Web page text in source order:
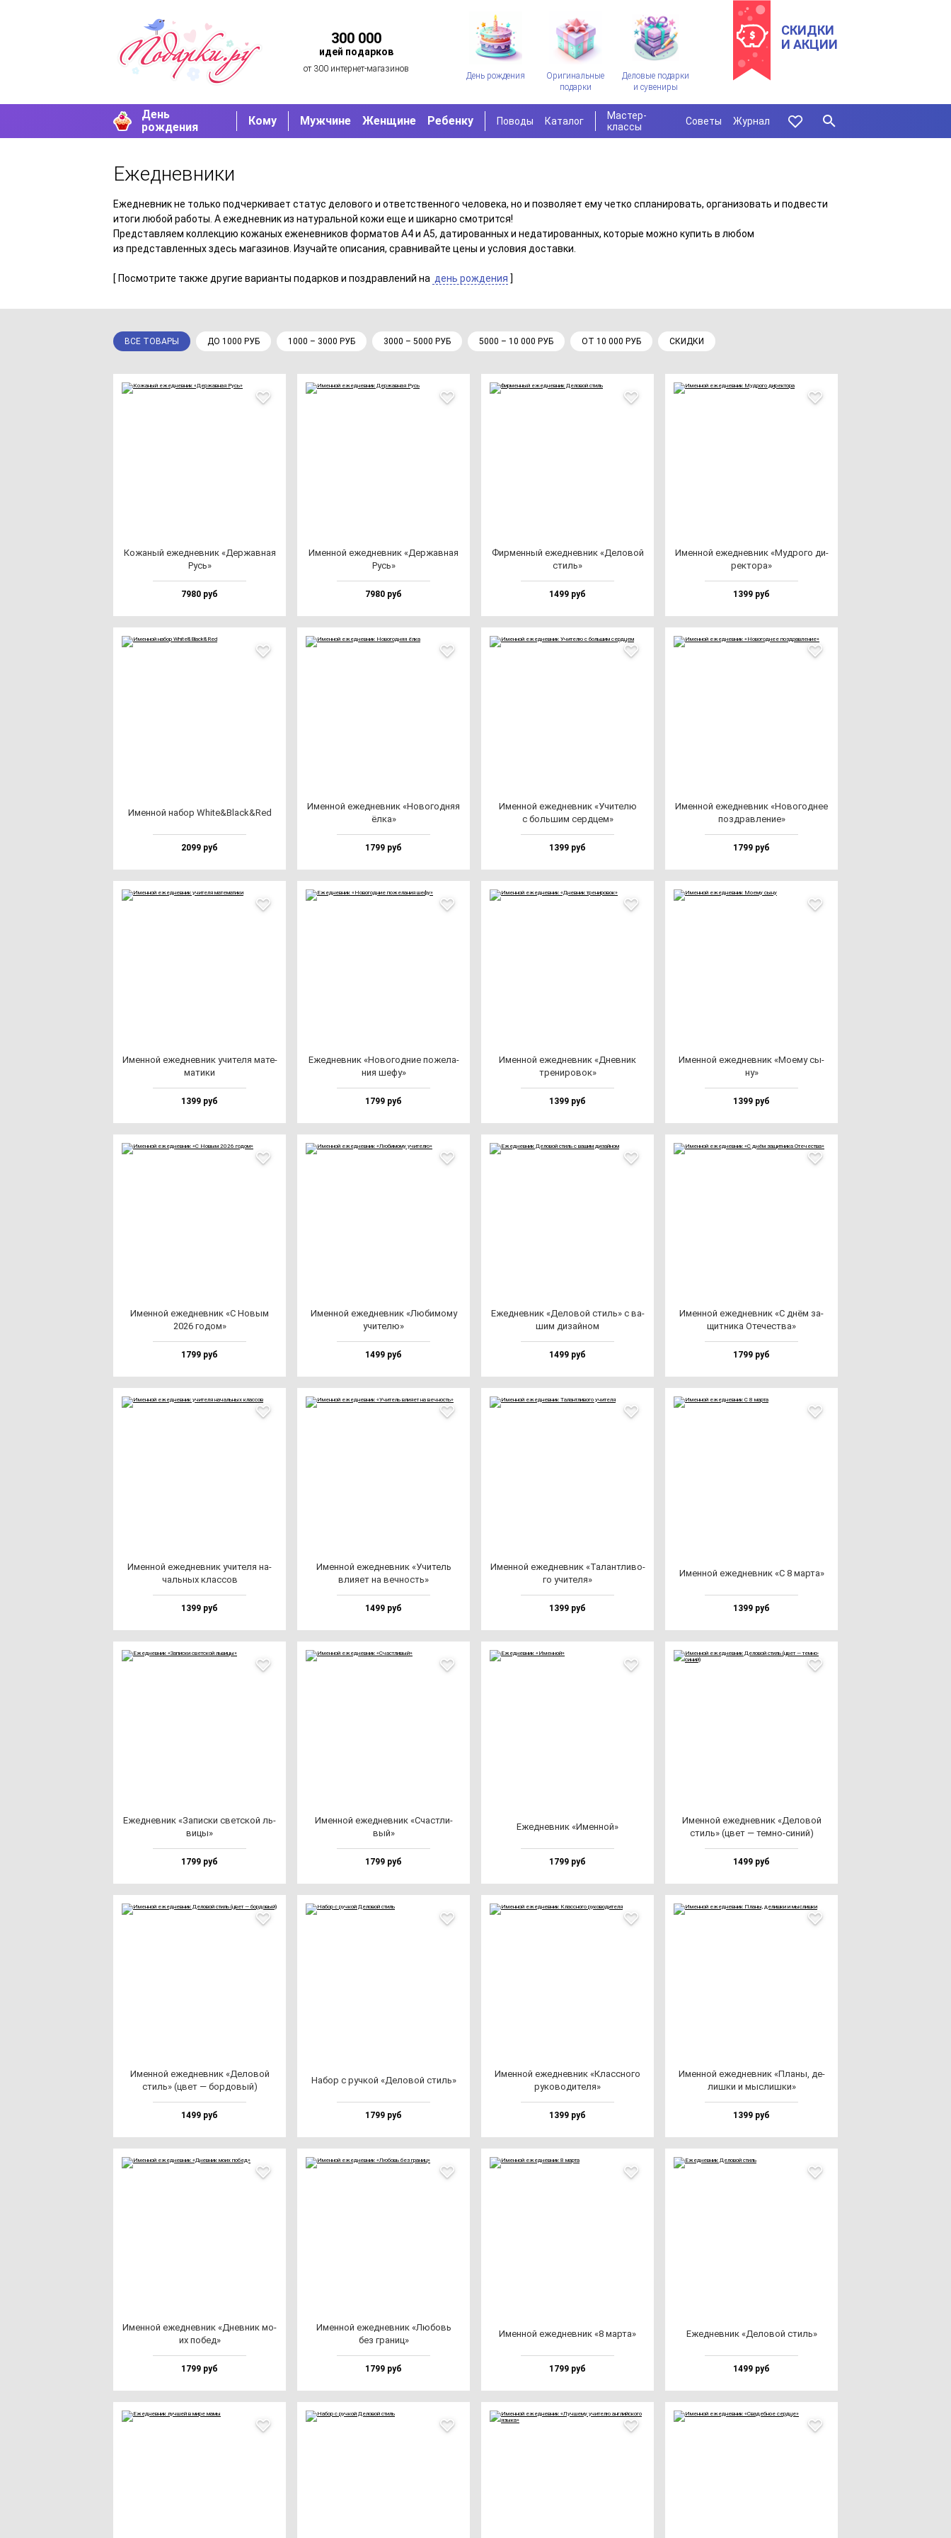
300 000
идей подарков
от 300 интернет-магазинов
День рождения
Оригинальные
подарки
Деловые подарки
и сувениры
СКИДКИ
И АКЦИИ
День
рождения
Кому Мужчине Женщине Ребенку Поводы Каталог
Мастер-
классы
Советы Журнал
Ежедневники
Ежедневник не только подчеркивает статус делового и ответственного человека, но и позволяет ему четко спланировать, организовать и подвести
итоги любой работы. А ежедневник из натуральной кожи еще и шикарно смотрится!
Представляем коллекцию кожаных еженевников форматов А4 и А5, датированных и недатированных, которые можно купить в любом
из представленных здесь магазинов. Изучайте описания, сравнивайте цены и условия доставки.
[ Посмотрите также другие варианты подарков и поздравлений на день рождения ]
ВСЕ ТОВАРЫ ДО 1000 РУБ 1000 – 3000 РУБ 3000 – 5000 РУБ 5000 – 10 000 РУБ ОТ 10 000 РУБ СКИДКИ
Кожа­ный ежед­нев­ник «Дер­жав­ная
Русь»
7980 руб
Имен­ной ежед­нев­ник «Дер­жав­ная
Русь»
7980 руб
Фир­мен­ный ежед­нев­ник «Дело­вой
стиль»
1499 руб
Имен­ной ежед­нев­ник «Муд­ро­го ди­
рек­то­ра»
1399 руб
Имен­ной на­бор Whi­te&Black&Red
2099 руб
Имен­ной ежед­нев­ник «Ново­год­няя
ёл­ка»
1799 руб
Имен­ной ежед­нев­ник «Учи­те­лю
с боль­шим сер­дцем»
1399 руб
Имен­ной ежед­нев­ник «Ново­год­нее
поз­драв­ле­ние»
1799 руб
Имен­ной ежед­нев­ник учи­те­ля ма­те­
ма­ти­ки
1399 руб
Ежед­нев­ник «Ново­год­ние по­же­ла­
ния ше­фу»
1799 руб
Имен­ной ежед­нев­ник «Днев­ник
тре­ни­ро­вок»
1399 руб
Имен­ной ежед­нев­ник «Моему сы­
ну»
1399 руб
Имен­ной ежед­нев­ник «С Новым
2026 го­дом»
1799 руб
Имен­ной ежед­нев­ник «Люби­мо­му
учи­те­лю»
1499 руб
Ежед­нев­ник «Дело­вой стиль» с ва­
шим ди­зай­ном
1499 руб
Имен­ной ежед­нев­ник «С днём за­
щит­ни­ка Оте­чес­тва»
1799 руб
Имен­ной ежед­нев­ник учи­те­ля на­
чаль­ных клас­сов
1399 руб
Имен­ной ежед­нев­ник «Учи­тель
вли­яет на веч­ность»
1499 руб
Имен­ной ежед­нев­ник «Талан­тли­во­
го учи­те­ля»
1399 руб
Имен­ной ежед­нев­ник «С 8 мар­та»
1399 руб
Ежед­нев­ник «Запис­ки свет­ской ль­
ви­цы»
1799 руб
Имен­ной ежед­нев­ник «Счас­тли­
вый»
1799 руб
Ежед­нев­ник «Имен­ной»
1799 руб
Имен­ной ежед­нев­ник «Дело­вой
стиль» (цвет — тем­но-си­ний)
1499 руб
Имен­ной ежед­нев­ник «Дело­вой
стиль» (цвет — бор­до­вый)
1499 руб
Набор с руч­кой «Дело­вой стиль»
1799 руб
Имен­ной ежед­нев­ник «Клас­сно­го
ру­ко­во­ди­те­ля»
1399 руб
Имен­ной ежед­нев­ник «Пла­ны, де­
лиш­ки и мыс­лиш­ки»
1399 руб
Имен­ной ежед­нев­ник «Днев­ник мо­
их по­бед»
1799 руб
Имен­ной ежед­нев­ник «Любовь
без гра­ниц»
1799 руб
Имен­ной ежед­нев­ник «8 мар­та»
1799 руб
Ежед­нев­ник «Дело­вой стиль»
1499 руб